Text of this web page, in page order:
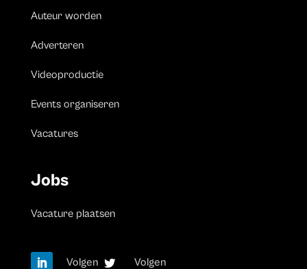
Auteur worden
Adverteren
Videoproductie
Events organiseren
Vacatures
Jobs
Vacature plaatsen
Volgen Volgen